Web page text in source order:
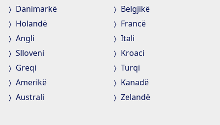
Danimarkë
Belgjikë
Holandë
Francë
Angli
Itali
Slloveni
Kroaci
Greqi
Turqi
Amerikë
Kanadë
Australi
Zelandë